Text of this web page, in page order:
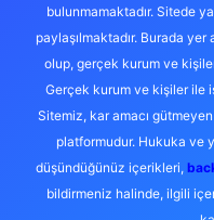
bulunmamaktadır. Sitede
paylaşılmaktadır. Burada
olup, gerçek kurum ve
Gerçek kurum ve kişiler ile
Sitemiz, kar amacı
platformudur. Hukuka ve
düşündüğünüz içerikleri,
bildirmeniz halinde, ilgili